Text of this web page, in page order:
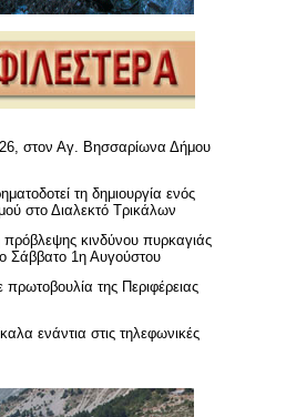
στον Αγ. Βησσαρίωνα Δήμου
τη δημιουργία ενός
στο Διαλεκτό Τρικάλων
κινδύνου πυρκαγιάς
Σάββατο 1η Αυγούστου
πρωτοβουλία της Περιφέρειας
ενάντια στις τηλεφωνικές